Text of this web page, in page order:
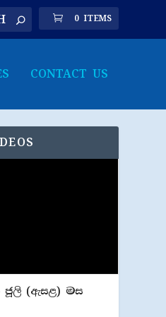
0 ITEMS
CONTACT US
ජූලි (​ඇසළ) මස